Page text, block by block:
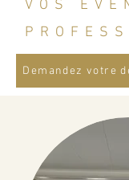
VOS
Demandez votre